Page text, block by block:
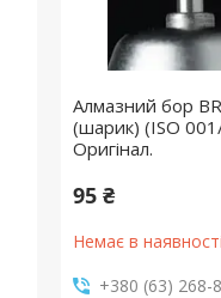
Алмазний бор
(шарик) (ISO
Оригінал.
95 ₴
Немає в наявності
+380 (63) 268-